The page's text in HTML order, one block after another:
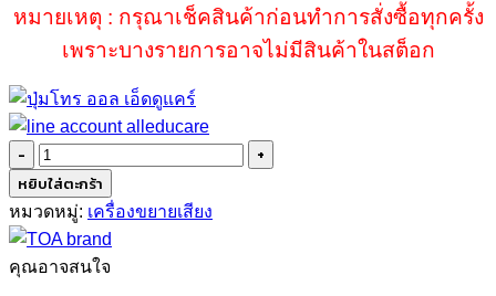
หมายเหตุ : กรุณาเช็คสินค้าก่อนทำการสั่งซื้อทุกครั้ง
เพราะบางรายการอาจไม่มีสินค้าในสต็อก
จำนวน
TOA
MX-
113
AS
หยิบใส่ตะกร้า
หมวดหมู่: เครื่องขยายเสียง
คุณอาจสนใจ